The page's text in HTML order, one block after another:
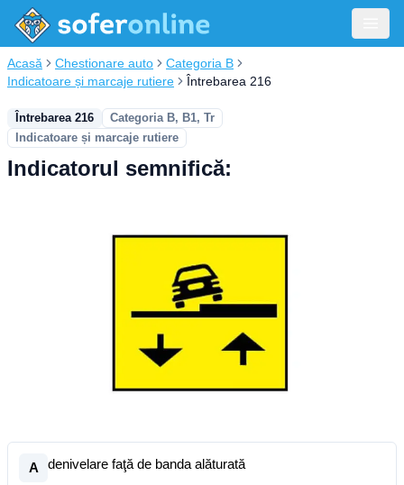
Acasă Chestionare auto
Categoria B
Indicatoare și marcaje rutiere
Întrebarea 216
Întrebarea 216
Categoria B, B1, Tr
Indicatoare și marcaje rutiere
Indicatorul semnifică:
A denivelare faţă de banda alăturată